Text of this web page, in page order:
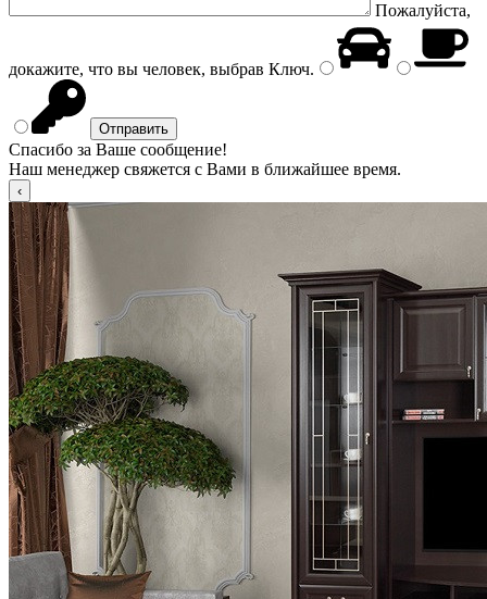
Пожалуйста,
докажите, что вы человек, выбрав Ключ.
Спасибо за Ваше сообщение!
Наш менеджер свяжется с Вами в ближайшее время.